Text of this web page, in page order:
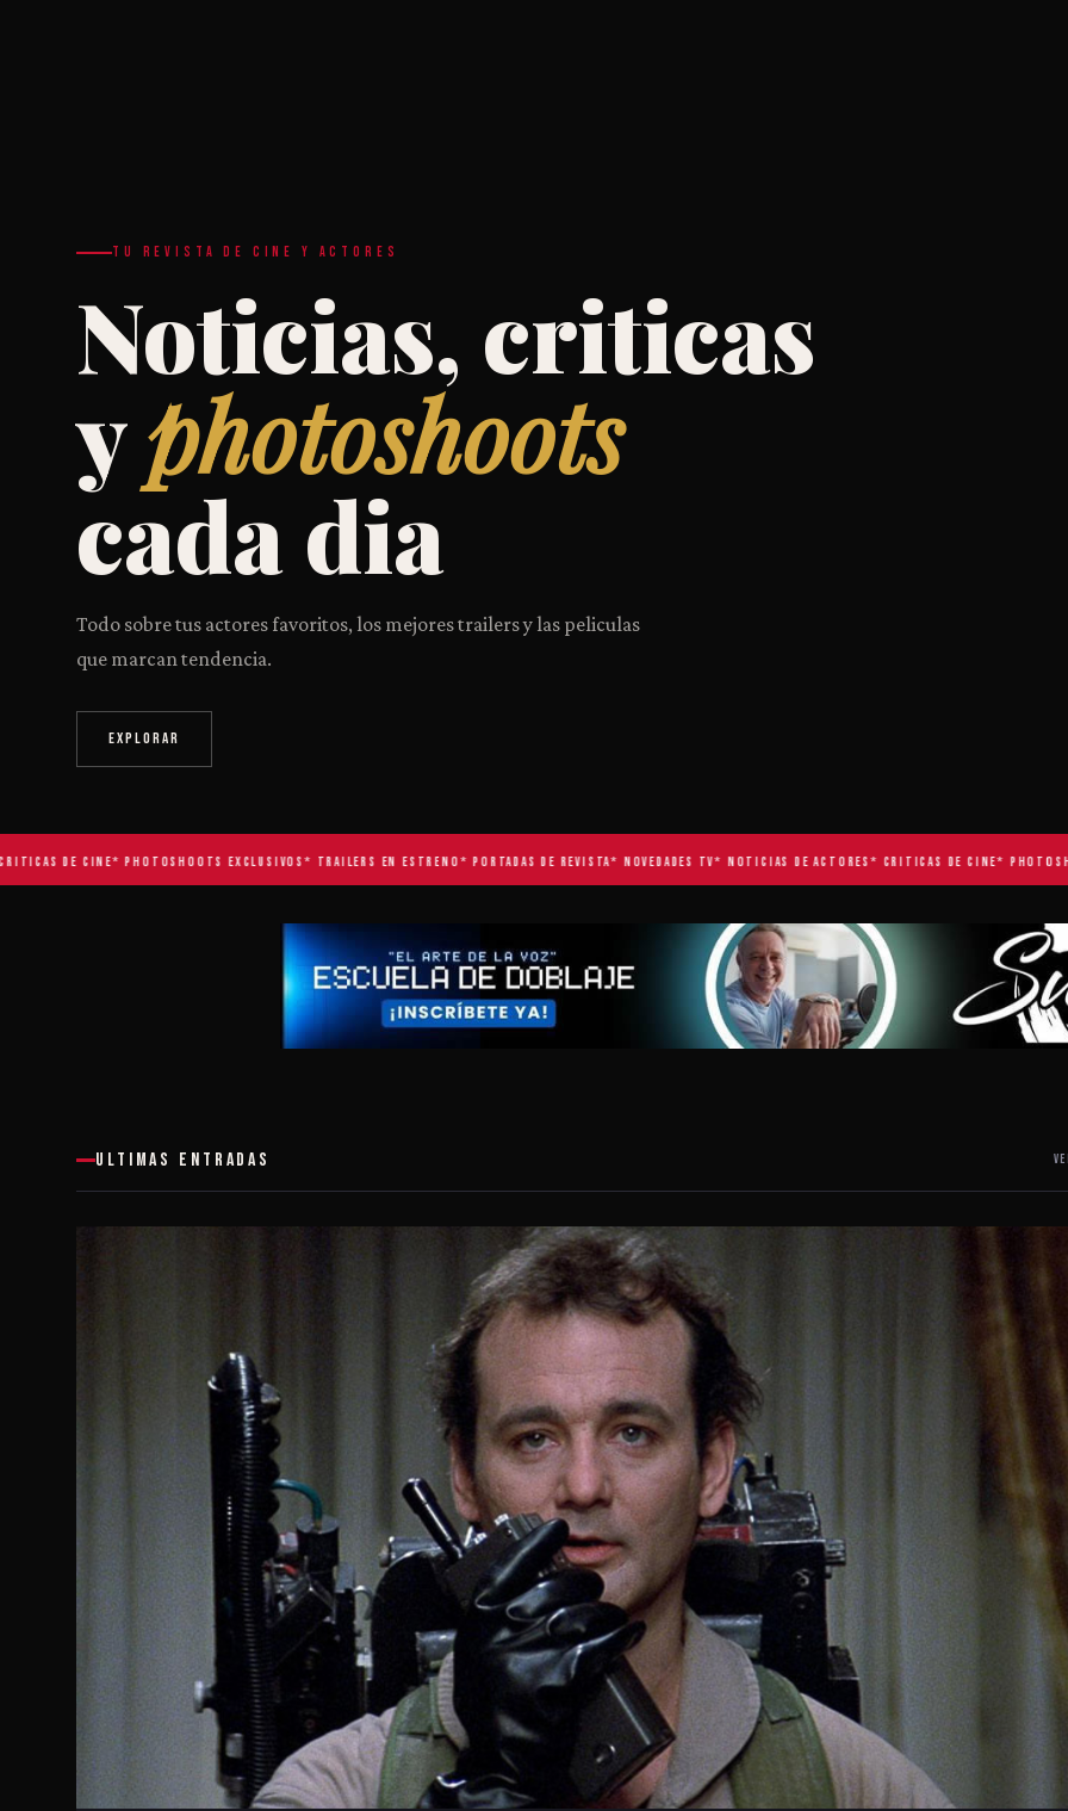
TU REVISTA DE CINE Y ACTORES
Noticias, criticas
yphotoshoots
cada dia
Todo sobre tus actores favoritos, los mejores trailers y las peliculas
que marcan tendencia.
EXPLORAR
DE CINE* PHOTOSHOOTS EXCLUSIVOS* TRAILERS EN ESTRENO* PORTADAS DE REVISTA* NOVEDADES TV * NOTICIAS DE ACTORES* CRITICAS DE CINE *
ULTIMAS ENTRADAS